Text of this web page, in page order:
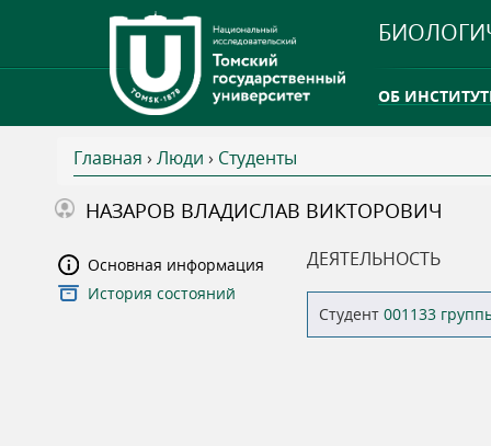
ОБ
ТГУ ОТКРЫЛ
В
ы
з
Главная › Люди › Студенты
НАЗАРОВ ВЛАДИСЛАВ ВИКТОРОВИЧ
Основная информация
История состояний
ДЕЯТЕЛЬНОСТЬ
Студент 001133